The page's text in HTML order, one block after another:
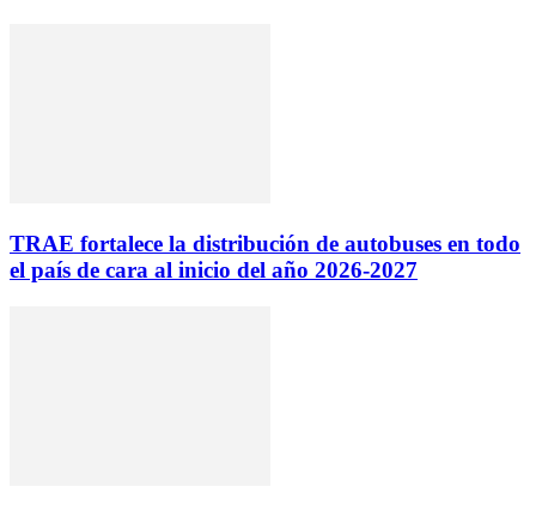
TRAE fortalece la distribución de autobuses en todo
el país de cara al inicio del año 2026-2027